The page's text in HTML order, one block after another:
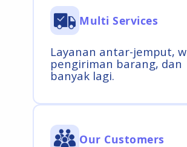
Multi Services
Layanan antar-jemput,
pengiriman barang, dan
banyak lagi.
Our Customers